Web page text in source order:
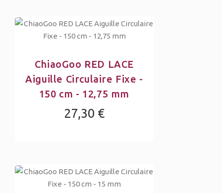
ChiaoGoo RED LACE
Aiguille Circulaire Fixe -
150 cm - 12,75 mm
27,30 €